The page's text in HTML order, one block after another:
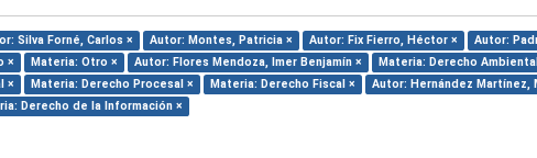
Silva Forné, Carlos × Autor: Montes, Patricia × Autor: Fix Fierro, Héctor ×
Autor:
×
Materia: Otro × Autor: Flores Mendoza, Imer Benjamín ×
Materia: Derecho
×
Materia: Derecho Procesal × Materia: Derecho Fiscal × Autor: Hernández Martínez,
Derecho de la Información ×